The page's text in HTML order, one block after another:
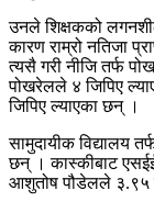
उनले शिक्षकको
कारण राम्रो नतिजा
त्यसै गरी नीजि तर्फ
पोखरेलले ४ जिपिए
जिपिए ल्याएका छन् ।
सामुदायीक विद्यालय
छन् । कास्कीबाट एसईई
आशुतोष पौडेलले ३.९५